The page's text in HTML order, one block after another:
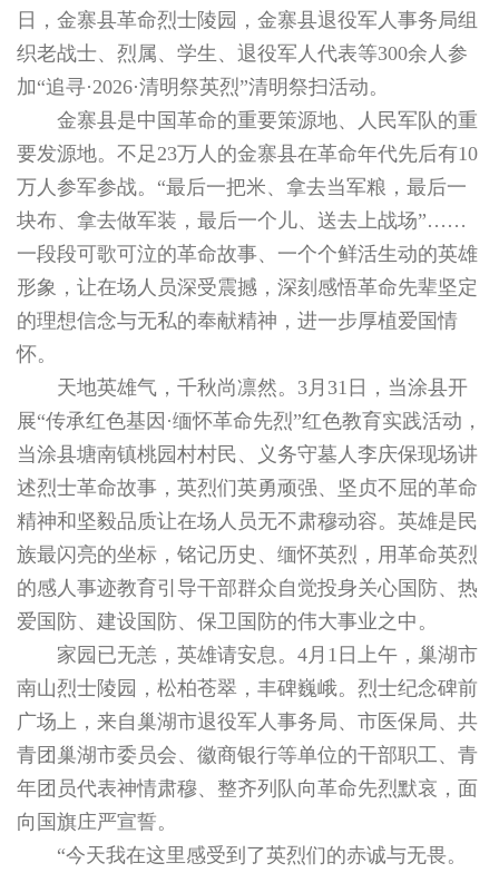
日，金寨县革命烈士陵园，金寨县退役军人事务局组
织老战士、烈属、学生、退役军人代表等300余人参
加“追寻·2026·清明祭英烈”清明祭扫活动。
金寨县是中国革命的重要策源地、人民军队的重
要发源地。不足23万人的金寨县在革命年代先后有10
万人参军参战。“最后一把米、拿去当军粮，最后一
块布、拿去做军装，最后一个儿、送去上战场”……
一段段可歌可泣的革命故事、一个个鲜活生动的英雄
形象，让在场人员深受震撼，深刻感悟革命先辈坚定
的理想信念与无私的奉献精神，进一步厚植爱国情
怀。
天地英雄气，千秋尚凛然。3月31日，当涂县开
展“传承红色基因·缅怀革命先烈”红色教育实践活动，
当涂县塘南镇桃园村村民、义务守墓人李庆保现场讲
述烈士革命故事，英烈们英勇顽强、坚贞不屈的革命
精神和坚毅品质让在场人员无不肃穆动容。英雄是民
族最闪亮的坐标，铭记历史、缅怀英烈，用革命英烈
的感人事迹教育引导干部群众自觉投身关心国防、热
爱国防、建设国防、保卫国防的伟大事业之中。
家园已无恙，英雄请安息。4月1日上午，巢湖市
南山烈士陵园，松柏苍翠，丰碑巍峨。烈士纪念碑前
广场上，来自巢湖市退役军人事务局、市医保局、共
青团巢湖市委员会、徽商银行等单位的干部职工、青
年团员代表神情肃穆、整齐列队向革命先烈默哀，面
向国旗庄严宣誓。
“今天我在这里感受到了英烈们的赤诚与无畏。